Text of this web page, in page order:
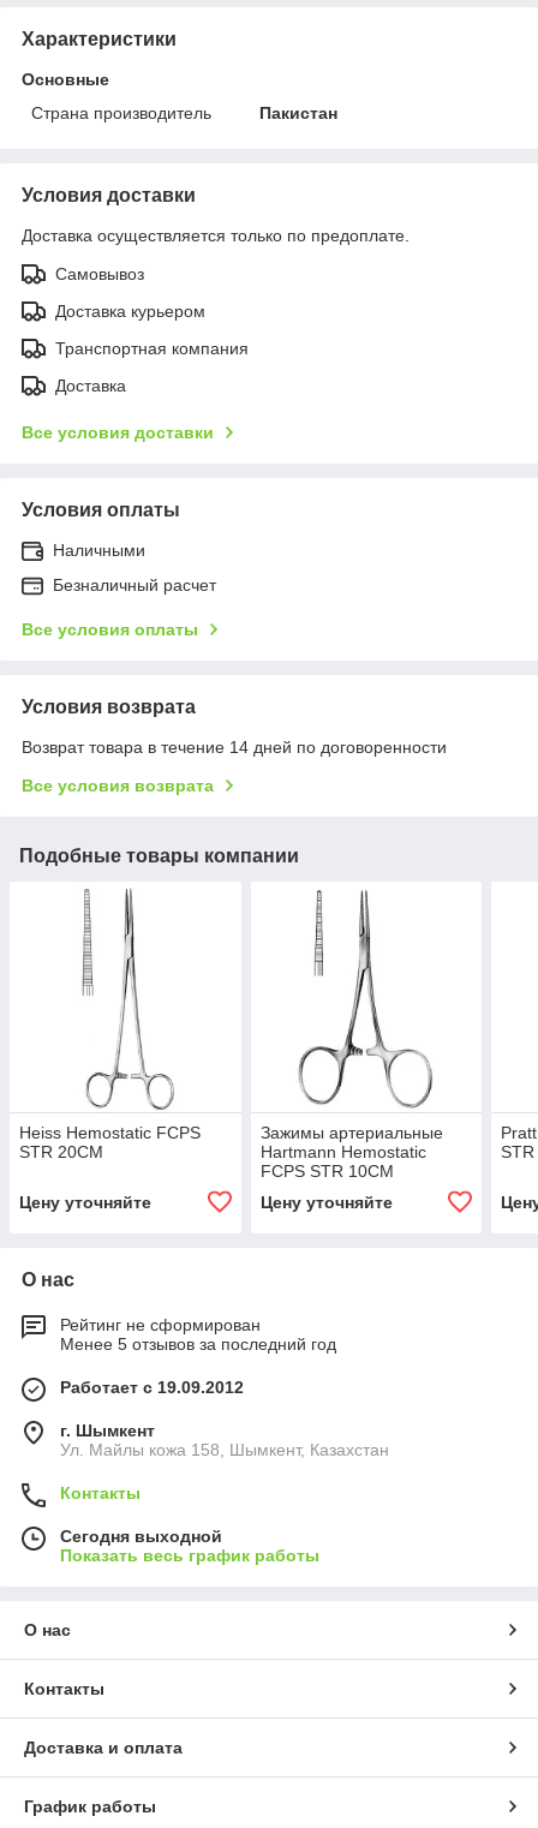
Характеристики
Основные
Страна производитель
Пакистан
Условия доставки
Доставка осуществляется только по предоплате.
Самовывоз
Доставка курьером
Транспортная компания
Доставка
Все условия доставки
Условия оплаты
Наличными
Безналичный расчет
Все условия оплаты
Условия возврата
Возврат товара в течение 14 дней по договоренности
Все условия возврата
Подобные товары компании
Heiss Hemostatic FCPS
STR 20CM
Цену уточняйте
Зажимы артериальные
Hartmann Hemostatic
FCPS STR 10CM
Цену уточняйте
О нас
Рейтинг не сформирован
Менее 5 отзывов за последний год
Работает с 19.09.2012
г. Шымкент
Ул. Майлы кожа 158, Шымкент, Казахстан
Контакты
Сегодня выходной
Показать весь график работы
О нас
Контакты
Доставка и оплата
График работы